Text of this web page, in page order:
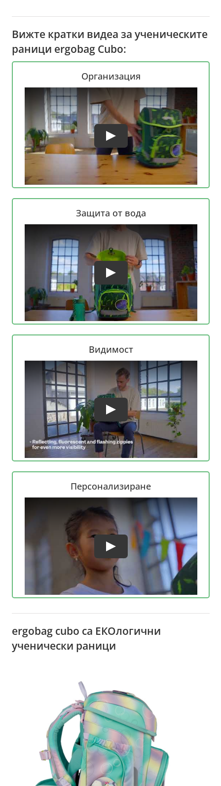
Вижте кратки видеа за ученическите
раници ergobag Cubo:
Организация
Защита от вода
Видимост
Персонализиране
ergobag cubo са ЕКОлогични
ученически раници